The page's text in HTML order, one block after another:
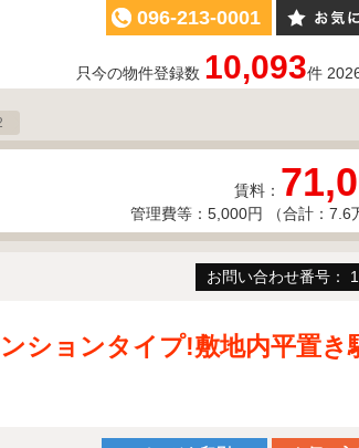
096-213-0001
只今の物件登録数 10,093件
賃料：
管理費等：5,000円 （合計：7.6
お問い合わせ番号：
ションタイプ!敷地内平置き